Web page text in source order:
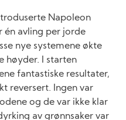
Napoleon
én avling per jorde
nye systemene økte
høyder. I starten
fantastiske resultater,
reversert. Ingen var
og de var ikke klar
av grønnsaker var